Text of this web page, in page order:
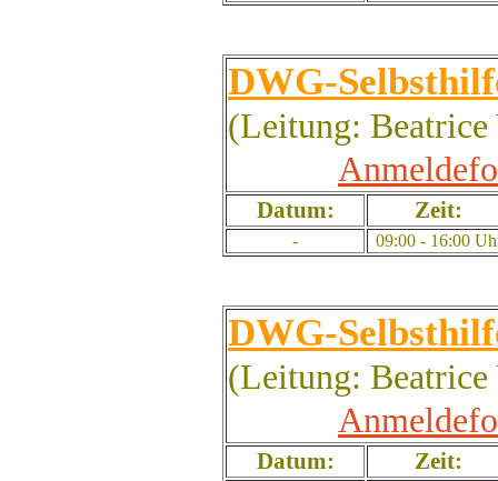
DWG-
(Leitung: Beatrice
Datum: Zeit:
- 09:00 - 16:00
DWG-
(Leitung: Beatrice
Datum: Zeit: